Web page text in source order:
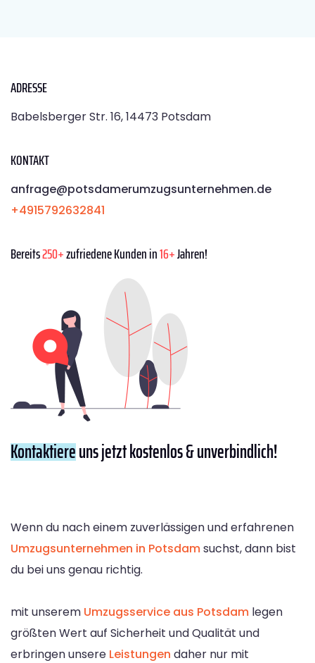
ADRESSE
Babelsberger Str. 16, 14473 Potsdam
KONTAKT
anfrage@potsdamerumzugsunternehmen.de
+4915792632841
Bereits250+zufriedene Kunden in16+Jahren!
Kontaktiereuns jetzt kostenlos & unverbindlich!
Wenn du nach einem zuverlässigen und erfahrenen
Umzugsunternehmen in Potsdamsuchst, dann bist
du bei uns genau richtig.
mit unserem Umzugsservice aus Potsdam legen
größten Wert auf Sicherheit und Qualität und
erbringen unsere Leistungen daher nur mit